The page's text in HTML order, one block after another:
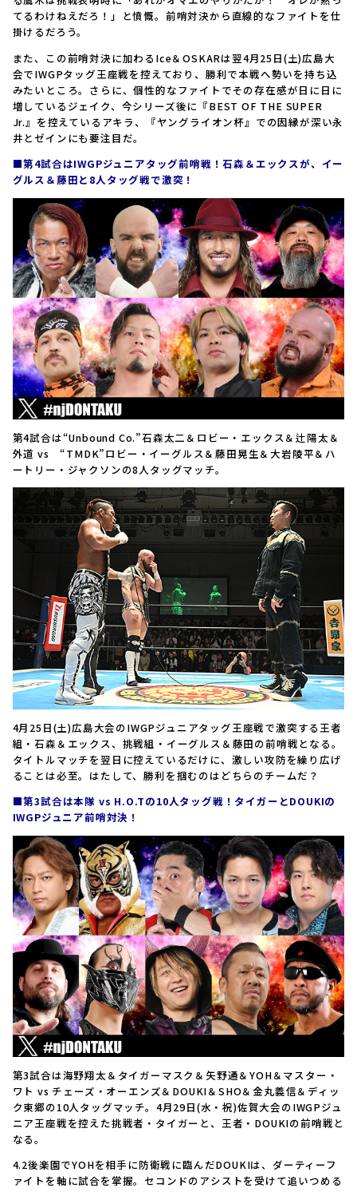
てるわけねえだろ！」と憤慨。前哨対決から直線的なファイトを仕
掛けるだろう。
また、この前哨対決に加わるIce＆OSKARは翌4月25日(土)広島大
会でIWGPタッグ王座戦を控えており、勝利で本戦へ勢いを持ち込
みたいところ。さらに、個性的なファイトでその存在感が日に日に
増しているジェイク、今シリーズ後に『BEST OF THE SUPER
Jr.』を控えているアキラ、『ヤングライオン杯』での因縁が深い永
井とゼインにも要注目だ。
■第4試合はIWGPジュニアタッグ前哨戦！石森＆エックスが、イー
グルス＆藤田と8人タッグ戦で激突！
第4試合は“Unbound Co.”石森太二＆ロビー・エックス＆辻陽太＆
外道 vs “TMDK”ロビー・イーグルス＆藤田晃生＆大岩陵平＆ハ
ートリー・ジャクソンの8人タッグマッチ。
4月25日(土)広島大会のIWGPジュニアタッグ王座戦で激突する王者
組・石森＆エックス、挑戦組・イーグルス＆藤田の前哨戦となる。
タイトルマッチを翌日に控えているだけに、激しい攻防を繰り広げ
ることは必至。はたして、勝利を掴むのはどちらのチームだ？
■第3試合は本隊 vs H.O.Tの10人タッグ戦！タイガーとDOUKIの
IWGPジュニア前哨対決！
第3試合は海野翔太＆タイガーマスク＆矢野通＆YOH＆マスター・
ワト vs チェーズ・オーエンズ＆DOUKI＆SHO＆金丸義信＆ディッ
ク東郷の10人タッグマッチ。4月29日(水・祝)佐賀大会のIWGPジュ
ニア王座戦を控えた挑戦者・タイガーと、王者・DOUKIの前哨戦と
なる。
4.2後楽園でYOHを相手に防衛戦に臨んだDOUKIは、ダーティーフ
ァイトを軸に試合を掌握。セコンドのアシストを受けて追いつめる